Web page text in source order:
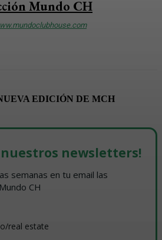
Mundo CH
EDICIÓN DE MCH
nuestros newsletters!
semanas en tu email las
CH
real estate